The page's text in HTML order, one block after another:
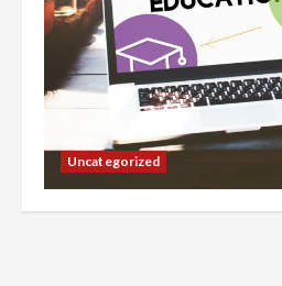
Uncategorized